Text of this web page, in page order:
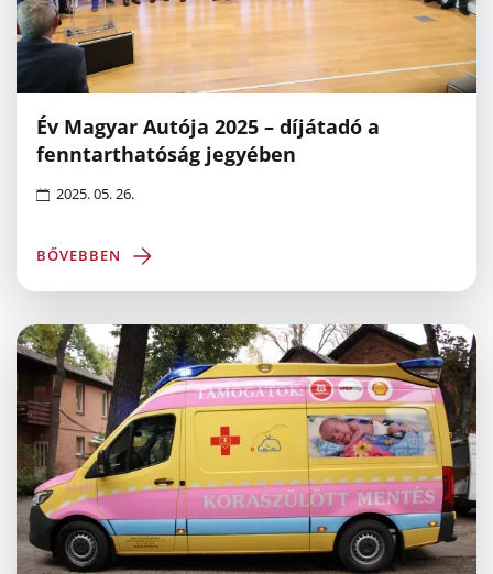
Év Magyar Autója 2025 – díjátadó a
fenntarthatóság jegyében
2025. 05. 26.
BŐVEBBEN